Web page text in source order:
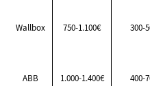
Wallbox 750-1.100€ 300-
ABB 1.000-1.400€ 400-